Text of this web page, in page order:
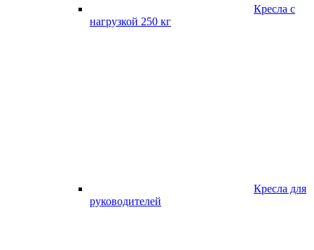
Кресла с
нагрузкой 250 кг
Кресла для
руководителей